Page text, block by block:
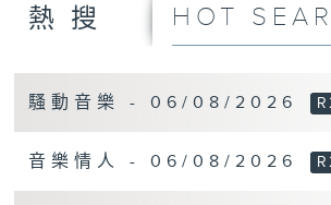
熱搜 HOT
騷動音樂 - 06/08/2026
音樂情人 - 06/08/2026